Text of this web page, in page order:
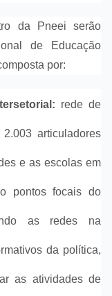
da Pneei serão
de Educação
por:
rede de
articuladores
e as escolas em
pontos focais do
as redes na
da política,
as atividades de